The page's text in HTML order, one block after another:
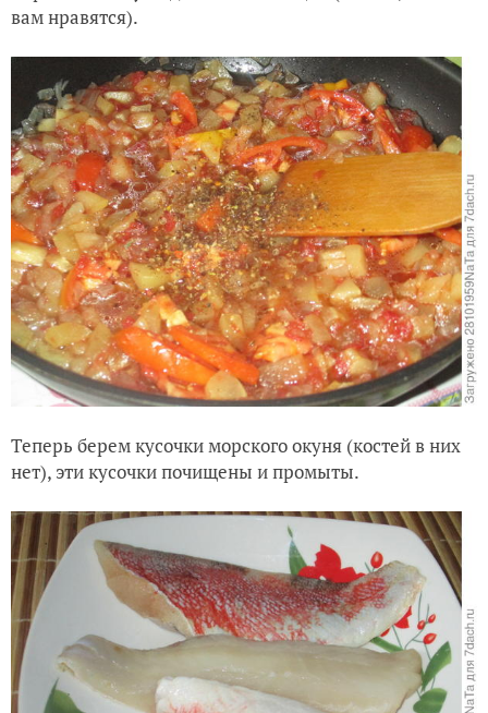
вам нравятся).
Теперь берем кусочки морского окуня (костей в них
нет), эти кусочки почищены и промыты.